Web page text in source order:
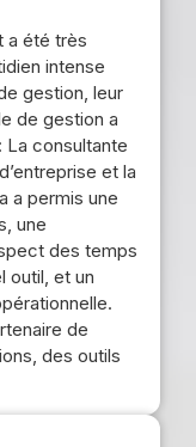
a été très
intense
gestion, leur
de gestion a
La consultante
et la
a permis une
une
des temps
outil, et un
de
des outils